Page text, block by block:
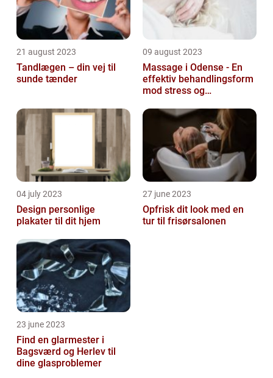
21 august 2023
Tandlægen – din vej til
sunde tænder
09 august 2023
Massage i Odense - En
effektiv behandlingsform
mod stress og
04 july 2023
Design personlige
plakater til dit hjem
27 june 2023
Opfrisk dit look med en
tur til frisørsalonen
23 june 2023
Find en glarmester i
Bagsværd og Herlev til
dine glasproblemer